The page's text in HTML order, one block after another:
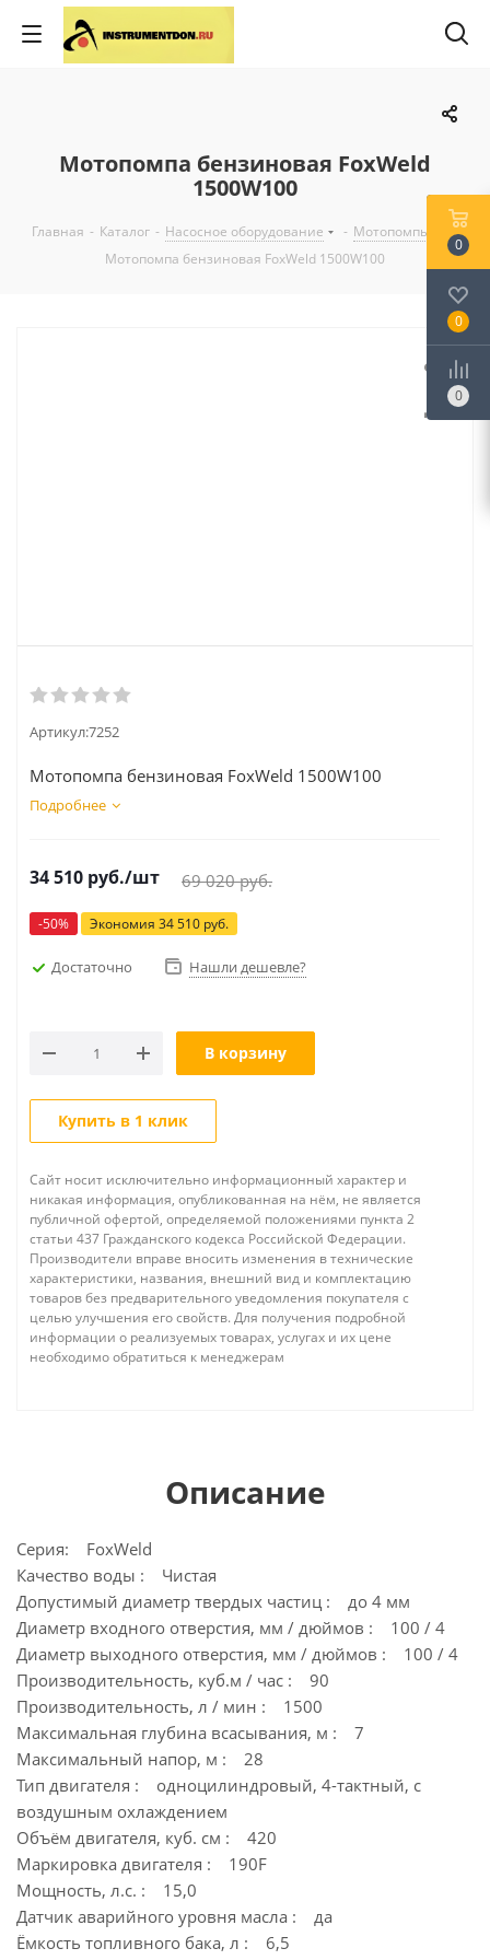
Мотопомпа бензиновая FoxWeld
1500W100
Главная - Каталог - Насосное оборудование - Мотопомпы
-
Мотопомпа бензиновая FoxWeld 1500W100
Артикул:7252
Мотопомпа бензиновая FoxWeld 1500W100
Подробнее
34 510 руб./шт 69 020руб.
-50% Экономия 34 510 руб.
Достаточно Нашли дешевле?
В корзину
Купить в 1 клик
Сайт носит исключительно информационный характер и
никакая информация, опубликованная на нём, не является
публичной офертой, определяемой положениями пункта 2
статьи 437 Гражданского кодекса Российской Федерации.
Производители вправе вносить изменения в технические
характеристики, названия, внешний вид и комплектацию
товаров без предварительного уведомления покупателя с
целью улучшения его свойств. Для получения подробной
информации о реализуемых товарах, услугах и их цене
необходимо обратиться к менеджерам
Описание
Серия: FoxWeld
Качество воды : Чистая
Допустимый диаметр твердых частиц : до 4 мм
Диаметр входного отверстия, мм / дюймов : 100 / 4
Диаметр выходного отверстия, мм / дюймов : 100 / 4
Производительность, куб.м / час : 90
Производительность, л / мин : 1500
Максимальная глубина всасывания, м : 7
Максимальный напор, м : 28
Тип двигателя : одноцилиндровый, 4-тактный, с
воздушным охлаждением
Объём двигателя, куб. см : 420
Маркировка двигателя : 190F
Мощность, л.с. : 15,0
Датчик аварийного уровня масла : да
Ёмкость топливного бака, л : 6,5
0
0
0